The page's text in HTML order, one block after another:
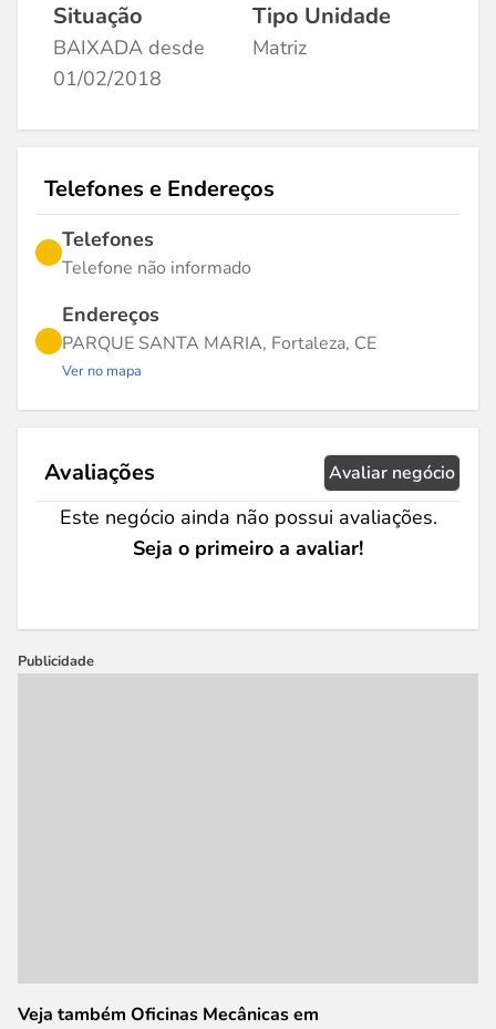
Situação
BAIXADA desde
01/02/2018
Tipo Unidade
Matriz
Telefones e Endereços
Telefones
Telefone não informado
Endereços
PARQUE SANTA MARIA, Fortaleza, CE
Ver no mapa
Avaliações Avaliar negócio
Este negócio ainda não possui avaliações.
Seja o primeiro a avaliar!
Publicidade
Veja também Oficinas Mecânicas em